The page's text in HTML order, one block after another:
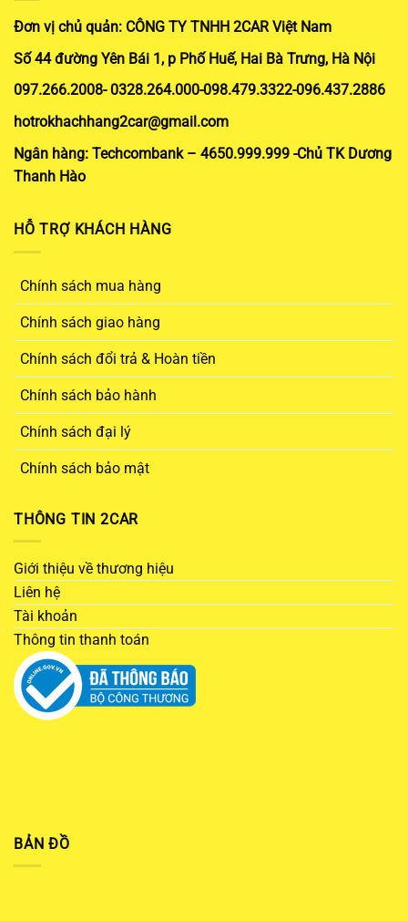
Đơn vị chủ quản: CÔNG TY TNHH 2CAR Việt Nam
Số 44 đường Yên Bái 1, p Phố Huế, Hai Bà Trưng, Hà Nội
097.266.2008- 0328.264.000-098.479.3322-096.437.2886
hotrokhachhang2car@gmail.com
Ngân hàng: Techcombank – 4650.999.999 -Chủ TK Dương
Thanh Hào
HỖ TRỢ KHÁCH HÀNG
Chính sách mua hàng
Chính sách giao hàng
Chính sách đổi trả & Hoàn tiền
Chính sách bảo hành
Chính sách đại lý
Chính sách bảo mật
THÔNG TIN 2CAR
Giới thiệu về thương hiệu
Liên hệ
Tài khoản
Thông tin thanh toán
BẢN ĐỒ